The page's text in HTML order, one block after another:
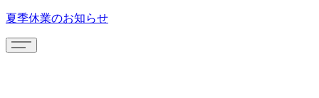
夏季休業のお知らせ